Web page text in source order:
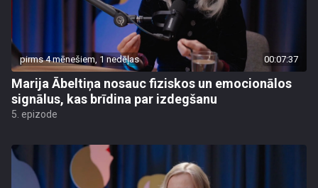
pirms 4 mēnešiem, 1 nedēļas 00:07:37
Marija Ābeltiņa nosauc fiziskos un emocionālos
signālus, kas brīdina par izdegšanu
5. epizode